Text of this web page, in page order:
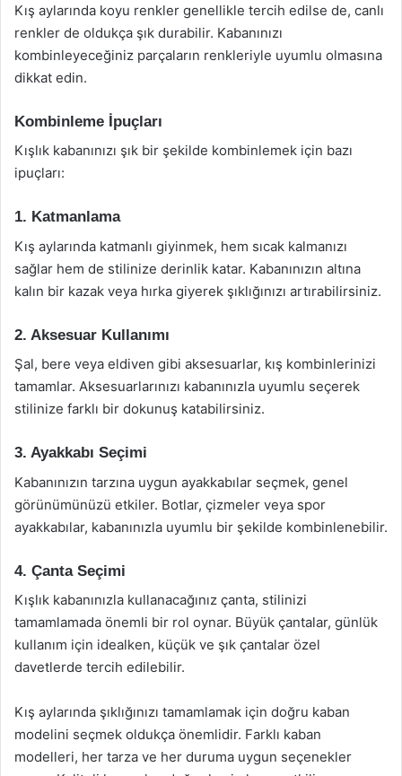
Kış aylarında koyu renkler genellikle tercih edilse de, canlı
renkler de oldukça şık durabilir. Kabanınızı
kombinleyeceğiniz parçaların renkleriyle uyumlu olmasına
dikkat edin.
Kombinleme İpuçları
Kışlık kabanınızı şık bir şekilde kombinlemek için bazı
ipuçları:
1. Katmanlama
Kış aylarında katmanlı giyinmek, hem sıcak kalmanızı
sağlar hem de stilinize derinlik katar. Kabanınızın altına
kalın bir kazak veya hırka giyerek şıklığınızı artırabilirsiniz.
2. Aksesuar Kullanımı
Şal, bere veya eldiven gibi aksesuarlar, kış kombinlerinizi
tamamlar. Aksesuarlarınızı kabanınızla uyumlu seçerek
stilinize farklı bir dokunuş katabilirsiniz.
3. Ayakkabı Seçimi
Kabanınızın tarzına uygun ayakkabılar seçmek, genel
görünümünüzü etkiler. Botlar, çizmeler veya spor
ayakkabılar, kabanınızla uyumlu bir şekilde kombinlenebilir.
4. Çanta Seçimi
Kışlık kabanınızla kullanacağınız çanta, stilinizi
tamamlamada önemli bir rol oynar. Büyük çantalar, günlük
kullanım için idealken, küçük ve şık çantalar özel
davetlerde tercih edilebilir.
Kış aylarında şıklığınızı tamamlamak için doğru kaban
modelini seçmek oldukça önemlidir. Farklı kaban
modelleri, her tarza ve her duruma uygun seçenekler